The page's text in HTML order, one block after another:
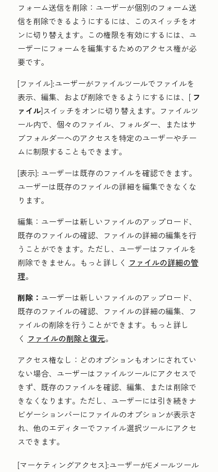
フォーム送信を削除 ：ユーザーが個別のフォーム送
信を削除できるようにするには、このスイッチをオ
ンに切り替えます。この権限を有効にするには、ユ
ーザーにフォームを編集するためのアクセス権が必
要です。
[ファイル]:ユーザーがファイルツールでファイルを
表示、編集、および削除できるようにするには、[ フ
ァイル]スイッチをオンに切り替えます。ファイルツ
ール内で、個々のファイル、フォルダー、またはサ
ブフォルダーへのアクセスを特定のユーザーやチー
ムに制限することもできます。
[表示]: ユーザーは既存のファイルを確認できます。
ユーザーは既存のファイルの詳細を編集できなくな
ります。
編集： ユーザーは新しいファイルのアップロード、
既存のファイルの確認、ファイルの詳細の編集を行
うことができます。ただし、ユーザーはファイルを
削除できません。もっと詳しく ファイルの詳細の管
理。
削除： ユーザーは新しいファイルのアップロード、
既存のファイルの確認、ファイルの詳細の編集、フ
ァイルの削除を行うことができます。もっと詳し
く ファイルの削除と復元。
アクセス権なし ：どのオプションもオンにされてい
ない場合、ユーザーはファイルツールにアクセスで
きず、既存のファイルを確認、編集、または削除で
きなくなります。ただし、ユーザーには引き続きナ
ビゲーションバーにファイルのオプションが表示さ
れ、他のエディターでファイル選択ツールにアクセ
スできます。
[マーケティングアクセス]:ユーザーがEメールツール